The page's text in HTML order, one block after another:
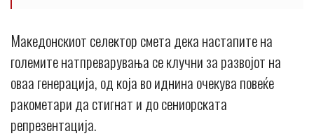
Македонскиот селектор смета дека настапите на
големите натпреварувања се клучни за развојот на
оваа генерација, од која во иднина очекува повеќе
ракометари да стигнат и до сениорската
репрезентација.